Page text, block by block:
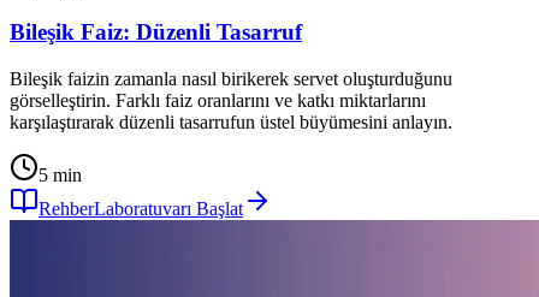
Bileşik Faiz: Düzenli Tasarruf
Bileşik faizin zamanla nasıl birikerek servet oluşturduğunu
görselleştirin. Farklı faiz oranlarını ve katkı miktarlarını
karşılaştırarak düzenli tasarrufun üstel büyümesini anlayın.
5 min
RehberLaboratuvarı Başlat